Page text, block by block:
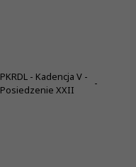
PKRDL - Kadencja V -
Posiedzenie XXII
-